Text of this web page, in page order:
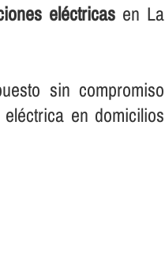
eléctricas en La
sin compromiso
en domicilios